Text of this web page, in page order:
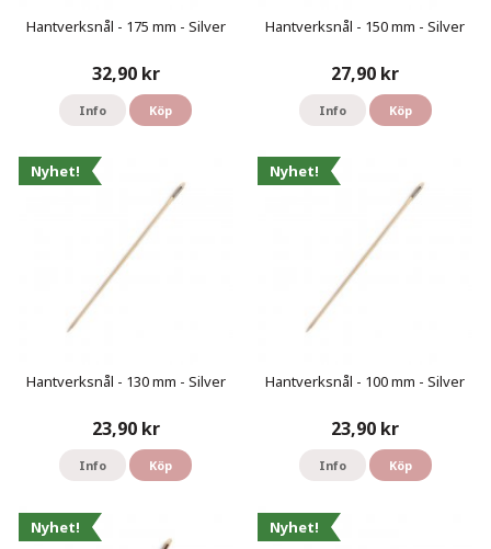
Hantverksnål - 175 mm - Silver
32,90 kr
Info Köp
Hantverksnål - 150 mm - Silver
27,90 kr
Info Köp
Nyhet!
Hantverksnål - 130 mm - Silver
23,90 kr
Info Köp
Nyhet!
Hantverksnål - 100 mm - Silver
23,90 kr
Info Köp
Nyhet! Nyhet!